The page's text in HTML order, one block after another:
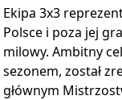
Ekipa 3x3
Polsce i poza jej
milowy. Ambitny
sezonem, został
głównym